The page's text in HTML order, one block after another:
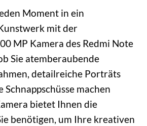
Moment in ein
mit der
MP Kamera des Redmi Note
Sie atemberaubende
detailreiche Porträts
machen
bietet Ihnen die
benötigen, um Ihre kreativen